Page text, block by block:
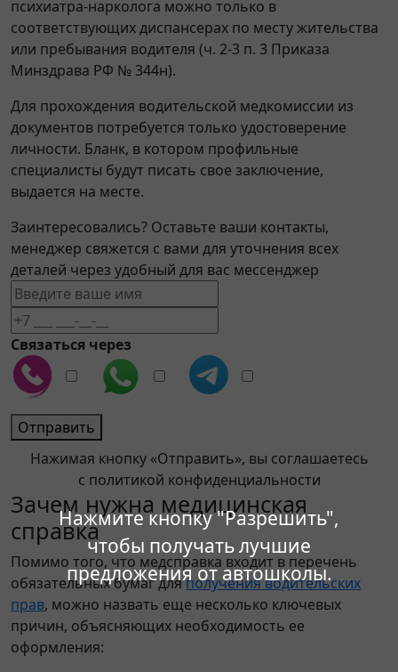
Нажмите кнопку "Разрешить",
чтобы получать лучшие
предложения от автошколы.
психиатра-нарколога можно только в
соответствующих диспансерах по месту жительства
или пребывания водителя (ч. 2-3 п. 3 Приказа
Минздрава РФ № 344н).
Для прохождения водительской медкомиссии из
документов потребуется только удостоверение
личности. Бланк, в котором профильные
специалисты будут писать свое заключение,
выдается на месте.
Заинтересовались? Оставьте ваши контакты,
менеджер свяжется с вами для уточнения всех
деталей через удобный для вас мессенджер
Связаться через
Отправить
Нажимая кнопку «Отправить», вы соглашаетесь
с политикой конфиденциальности
Зачем нужна медицинская
справка
Помимо того, что медсправка входит в перечень
обязательных бумаг дляполучения водительских
прав, можно назвать еще несколько ключевых
причин, объясняющих необходимость ее
оформления: